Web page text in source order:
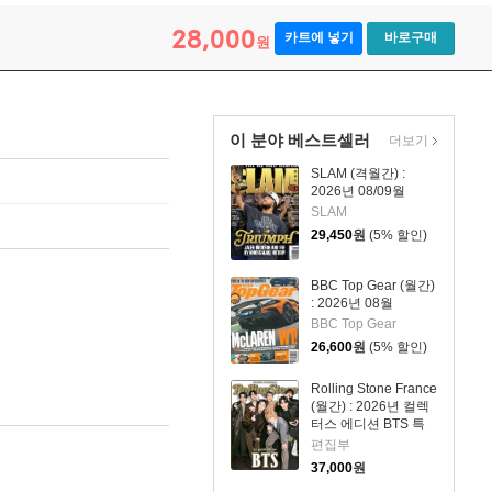
28,000원 카트에 넣기 바로구매
이 분야 베스트셀러
SLAM (격월간) :
2026년 08/09월
SLAM
29,450원 (5% 할인)
BBC Top Gear (월간)
: 2026년 08월
BBC Top Gear
26,600원 (5% 할인)
Rolling Stone France
(월간) : 2026년 컬렉
터스 에디션 BTS 특
집호 (포스터 포함)
편집부
37,000원
더보기